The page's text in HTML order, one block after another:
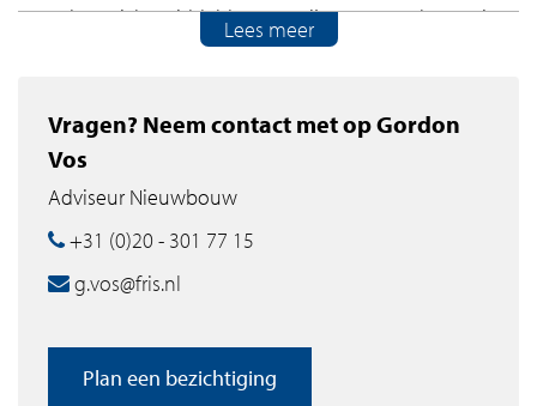
voor de sociale, middeldure en vrije sector verhuur. Hier
wordt het heerlijk wonen voor starters, doorstromers en
Hart, dicht bij belangrijke voorzieningen en uitvalswegen
naar Amsterdam, Utrecht, Amstelveen en de rest van
In Thamenhof krijg je een modern licht thuis, met een
woonkamer, culinair aan de slag in je moderne keuken
inpandige berging en parkeerplekken onder de pergola
Lees meer
Vragen? Neem contact met op Gordon
Vos
Adviseur Nieuwbouw
+31 (0)20 - 301 77 15
g.vos@fris.nl
Plan een bezichtiging